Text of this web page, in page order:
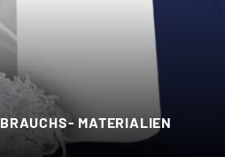
MATERIALIEN